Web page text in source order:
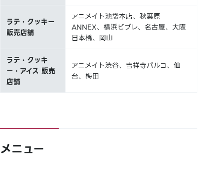
ラテ・クッキー
販売店舗
アニメイト池袋本店、秋葉原
ANNEX、横浜ビブレ、名古屋、大阪
日本橋、岡山
ラテ・クッキ
ー・アイス 販売
店舗
アニメイト渋谷、吉祥寺パルコ、仙
台、梅田
メニュー